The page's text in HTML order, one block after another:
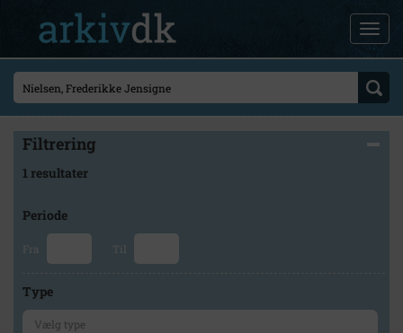
Filtrering
1 resultater
Periode
Fra Til
Type